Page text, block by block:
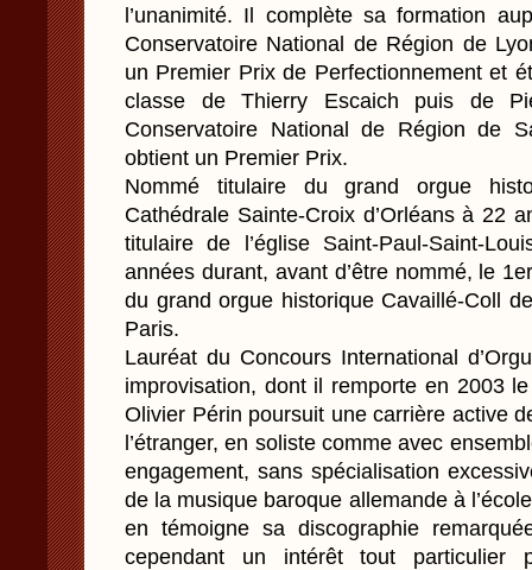
l’unanimité. Il complète sa formation
Conservatoire National de Région de
un Premier Prix de Perfectionnement et
classe de Thierry Escaich puis de
Conservatoire National de Région de
obtient un Premier Prix.
Nommé titulaire du grand orgue
Cathédrale Sainte-Croix d’Orléans à 22
titulaire de l’église Saint-Paul-Saint-
années durant, avant d’être nommé, le
du grand orgue historique Cavaillé-Coll
Paris.
Lauréat du Concours International
improvisation, dont il remporte en 2003
Olivier Périn poursuit une carrière active
l’étranger, en soliste comme avec
engagement, sans spécialisation
de la musique baroque allemande à
en témoigne sa discographie
cependant un intérêt tout particulier